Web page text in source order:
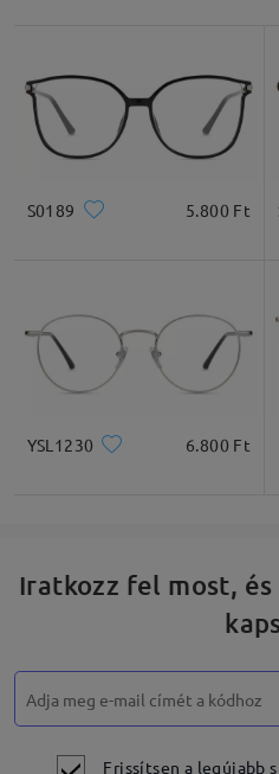
Ajánlott
* Csak
S0189 5.800 Ft
YSL1230 6.800 Ft
Iratkozz fel most,
Frissítsen a legújabb